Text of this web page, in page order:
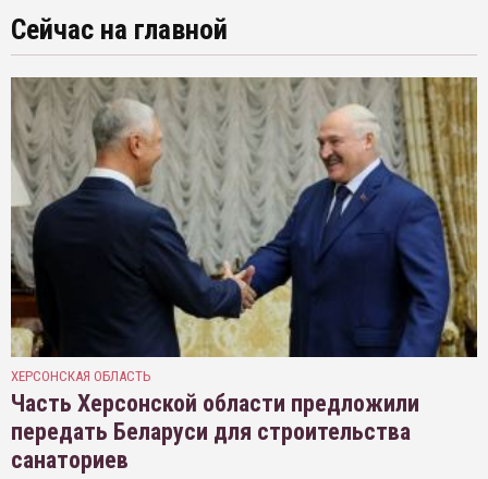
Сейчас на главной
ХЕРСОНСКАЯ ОБЛАСТЬ
Часть Херсонской области предложили
передать Беларуси для строительства
санаториев